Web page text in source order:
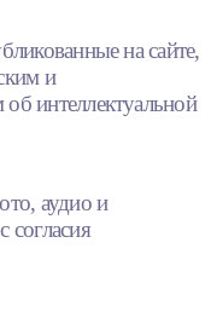
на сайте,
и
интеллектуальной
аудио и
согласия